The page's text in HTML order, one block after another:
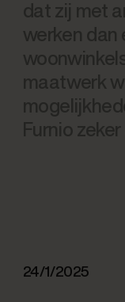
dat zij met
werken dan
maatwerk
Furnio
24/1/2025